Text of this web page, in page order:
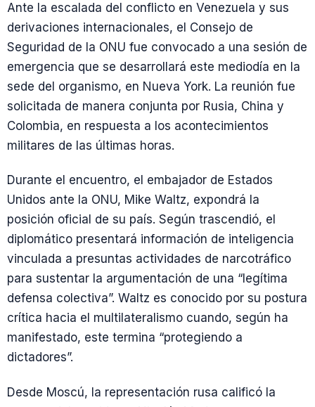
Ante la escalada del conflicto en Venezuela y sus
derivaciones internacionales, el Consejo de
Seguridad de la ONU fue convocado a una sesión de
emergencia que se desarrollará este mediodía en la
sede del organismo, en Nueva York. La reunión fue
solicitada de manera conjunta por Rusia, China y
Colombia, en respuesta a los acontecimientos
militares de las últimas horas.
Durante el encuentro, el embajador de Estados
Unidos ante la ONU, Mike Waltz, expondrá la
posición oficial de su país. Según trascendió, el
diplomático presentará información de inteligencia
vinculada a presuntas actividades de narcotráfico
para sustentar la argumentación de una “legítima
defensa colectiva”. Waltz es conocido por su postura
crítica hacia el multilateralismo cuando, según ha
manifestado, este termina “protegiendo a
dictadores”.
Desde Moscú, la representación rusa calificó la